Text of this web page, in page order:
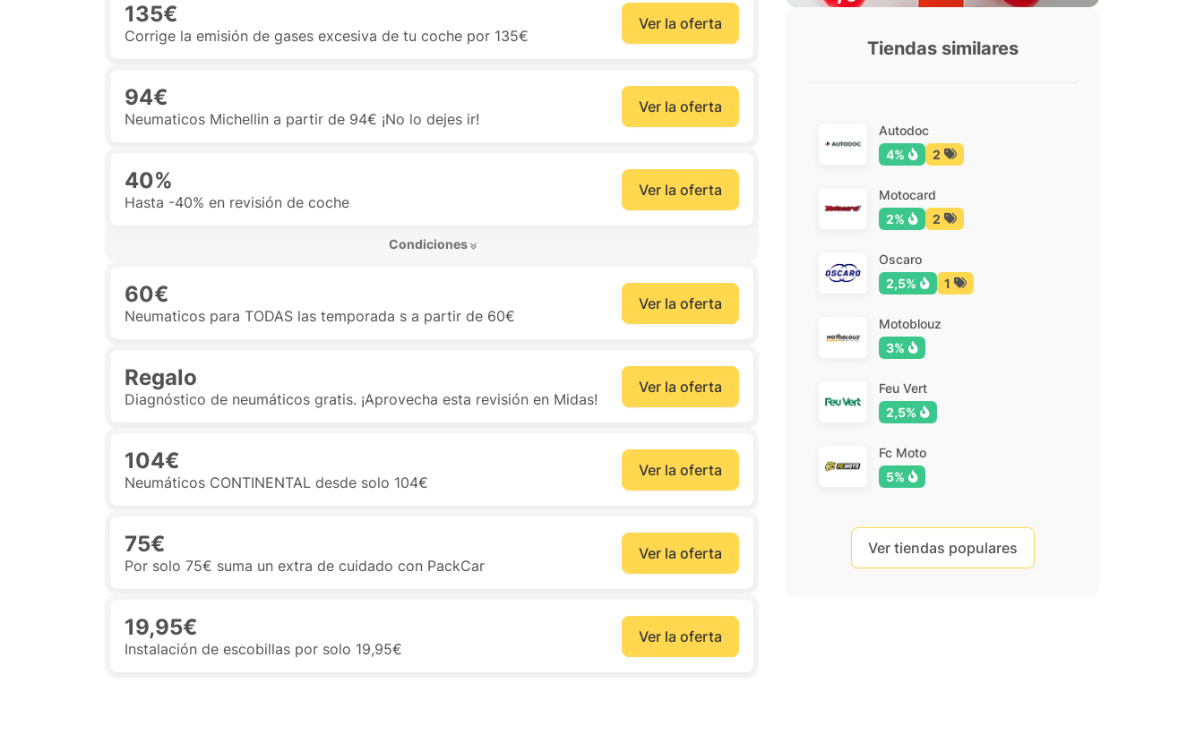
135€
Corrige la emisión de gases excesiva de tu coche por 135€
Ver la oferta
94€
Neumaticos Michellin a partir de 94€ ¡No lo dejes ir!
Ver la oferta
40%
Hasta -40% en revisión de coche
Ver la oferta
Condiciones
60€
Neumaticos para TODAS las temporada s a partir de 60€
Ver la oferta
Regalo
Diagnóstico de neumáticos gratis. ¡Aprovecha esta revisión en Midas!
Ver la oferta
104€
Neumáticos CONTINENTAL desde solo 104€
Ver la oferta
75€
Por solo 75€ suma un extra de cuidado con PackCar
Ver la oferta
19,95€
Instalación de escobillas por solo 19,95€
Ver la oferta
Tiendas similares
Autodoc
4%
2
Motocard
2%
2
Oscaro
2,5%
1
Motoblouz
3%
Feu Vert
2,5%
Fc Moto
5%
Ver tiendas populares